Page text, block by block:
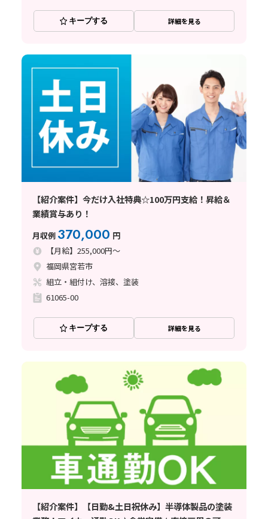
キープする 詳細を見る
【紹介案件】今だけ入社特典☆100万円支給！昇給＆
業績賞与あり！
月収例 370,000 円
【月給】255,000円～
福岡県宮若市
組立・組付け、溶接、塗装
61065-00
キープする 詳細を見る
【紹介案件】【日勤&土日祝休み】半導体製品の塗装